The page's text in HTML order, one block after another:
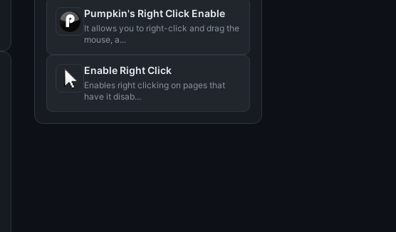
Pumpkin's Right Click Enable
It allows you to right-click and drag the
mouse, a...
Enable Right Click
Enables right clicking on pages that
have it disab...